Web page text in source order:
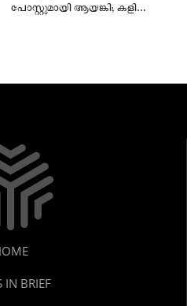
പോസ്റ്റുമായി ആയങ്കി; കളി
IN BRIEF